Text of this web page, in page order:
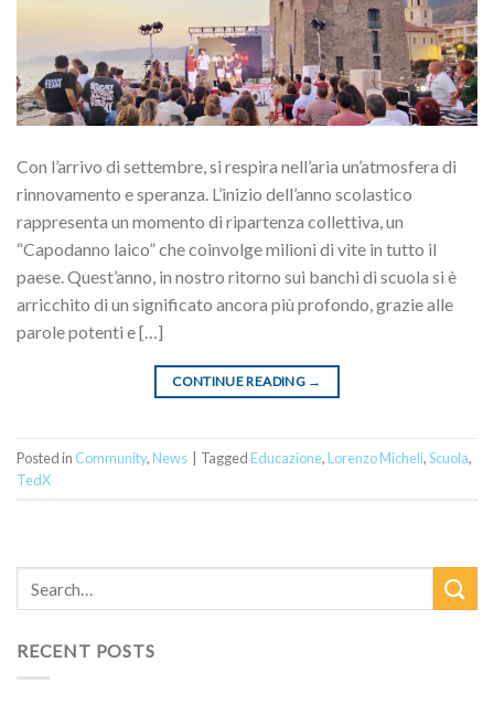
Con l’arrivo di settembre, si respira nell’aria un’atmosfera di
rinnovamento e speranza. L’inizio dell’anno scolastico
rappresenta un momento di ripartenza collettiva, un
“Capodanno laico” che coinvolge milioni di vite in tutto il
paese. Quest’anno, in nostro ritorno sui banchi di scuola si è
arricchito di un significato ancora più profondo, grazie alle
parole potenti e […]
CONTINUE READING →
Posted in Community, News Tagged Educazione, Lorenzo Micheli,Scuola,
TedX
RECENT POSTS